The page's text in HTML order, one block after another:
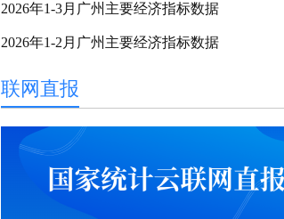
2026年1-3月广州主要经济指标数据
2026年1-2月广州主要经济指标数据
联网直报